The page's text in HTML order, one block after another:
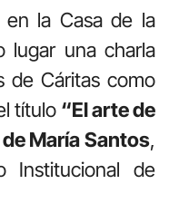
en la Casa de la
lugar una charla
de Cáritas como
título “El arte de
María Santos,
Institucional de